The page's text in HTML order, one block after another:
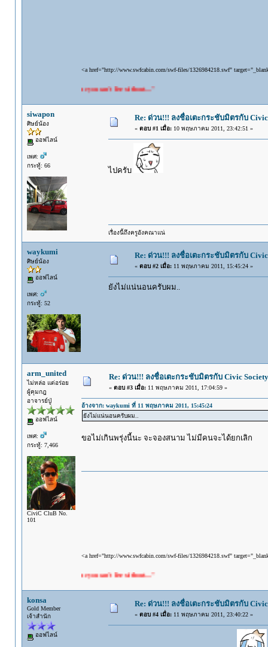
<a href="http://www.swfcabin.com/swf-files/1326984218.swf"
live with the one you can't live without...."
siwapon
ศิษย์น้อง
ออฟไลน์
เพศ:
กระทู้: 66
Re: ด่วน!!! ลงชื่อเตะกระชับมิตรกับ Civic
« ตอบ #1 เมื่อ:10 พฤษภาคม 2011, 23:42:51 »
ไปครับ
เรื่องนี้ถึงครูอังคณาแน่
waykumi
ศิษย์น้อง
ออฟไลน์
เพศ:
กระทู้: 52
Re: ด่วน!!! ลงชื่อเตะกระชับมิตรกับ Civic
« ตอบ #2 เมื่อ:11 พฤษภาคม 2011, 15:45:24 »
ยังไม่แน่นอนครับผม..
arm_united
ไม่หล่อ แต่อร่อย
ผู้คุมกฎ
อาจารย์ปู่
ออฟไลน์
เพศ:
กระทู้: 7,466
CiviC CluB No.
101
Re: ด่วน!!! ลงชื่อเตะกระชับมิตรกับ Civic Society
« ตอบ #3 เมื่อ:11 พฤษภาคม 2011, 17:04:59 »
อ้างจาก: waykumi ที่ 11 พฤษภาคม 2011, 15:45:24
ยังไม่แน่นอนครับผม..
ขอไม่เกินพรุ่งนี้นะ จะจองสนาม ไม่มีคนจะได้ยกเลิก
<a href="http://www.swfcabin.com/swf-files/1326984218.swf"
live with the one you can't live without...."
konsa
Gold Member
เจ้าสำนัก
ออฟไลน์
Re: ด่วน!!! ลงชื่อเตะกระชับมิตรกับ Civic
« ตอบ #4 เมื่อ:11 พฤษภาคม 2011, 23:40:22 »